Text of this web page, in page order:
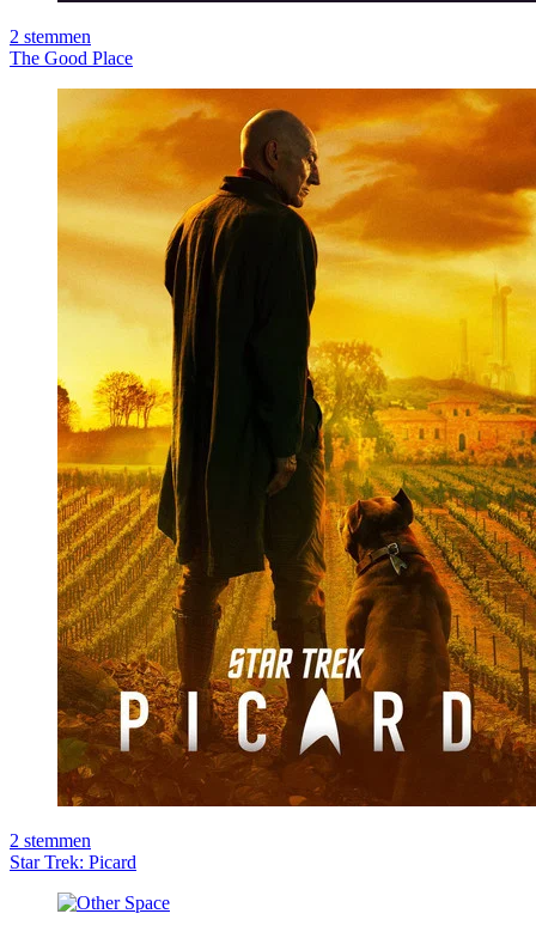
2 stemmen
The Good Place
2 stemmen
Star Trek: Picard